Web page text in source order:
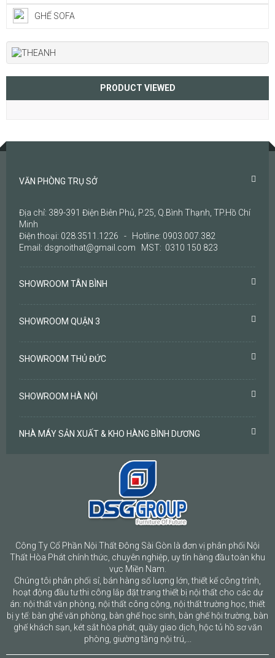
GHẾ SOFA
PRODUCT VIEWED
VĂN PHÒNG TRỤ SỞ
Địa chỉ: 389-391 Điện Biên Phủ, P.25, Q.Bình Thạnh, TP.Hồ Chí
Minh
Điện thoại: 028.3511.1226 - Hotline: 0903.007.382
Email: dsgnoithat@gmail.com MST: 0310 150 823
SHOWROOM TÂN BÌNH
SHOWROOM QUẬN 3
SHOWROOM THỦ ĐỨC
SHOWROOM HÀ NỘI
NHÀ MÁY SẢN XUẤT & KHO HÀNG BÌNH DƯƠNG
Công Ty Cổ Phần Nội Thất Đông Sài Gòn là đơn vị phân phối Nội
Thất Hòa Phát chính thức, chuyên nghiệp, uy tín hàng đầu toàn khu
vực Miền Nam.
Chúng tôi phân phối sỉ, bán hàng số lượng lớn, thiết kế công trình,
hoạt động đầu tư thi công lắp đặt trang thiết bị nội thất cho các dự
án: nội thất văn phòng, nội thất công cộng, nội thất trường học, thiết
bị y tế: bàn ghế văn phòng, bàn ghế học sinh, bàn ghế hội trường, bàn
ghế khách sạn, két sắt hòa phát, quầy giao dịch, hộc tủ hồ sơ văn
phòng, giường tầng nội trú,...